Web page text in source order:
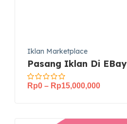
Iklan Marketplace
Pasang Iklan Di EBay
Rp0 – Rp15,000,000